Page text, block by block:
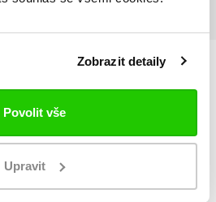
Zobrazit detaily
Povolit vše
Upravit
TORTONA
celé délce
a ramenou